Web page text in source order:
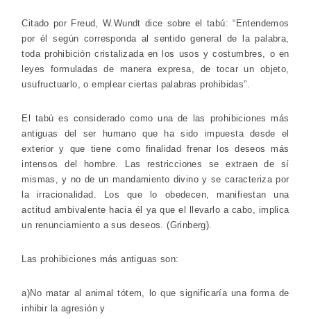
Citado por Freud, W.Wundt dice sobre el tabú: “Entendemos
por él según corresponda al sentido general de la palabra,
toda prohibición cristalizada en los usos y costumbres, o en
leyes formuladas de manera expresa, de tocar un objeto,
usufructuarlo, o emplear ciertas palabras prohibidas”.
El tabú es considerado como una de las prohibiciones más
antiguas del ser humano que ha sido impuesta desde el
exterior y que tiene como finalidad frenar los deseos más
intensos del hombre. Las restricciones se extraen de sí
mismas, y no de un mandamiento divino y se caracteriza por
la irracionalidad. Los que lo obedecen, manifiestan una
actitud ambivalente hacia él ya que el llevarlo a cabo, implica
un renunciamiento a sus deseos. (Grinberg).
Las prohibiciones más antiguas son:
a)No matar al animal tótem, lo que significaría una forma de
inhibir la agresión y